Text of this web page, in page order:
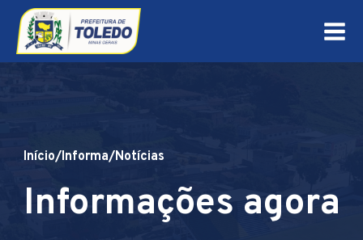
Início/Informa/Notícias
Informações agora